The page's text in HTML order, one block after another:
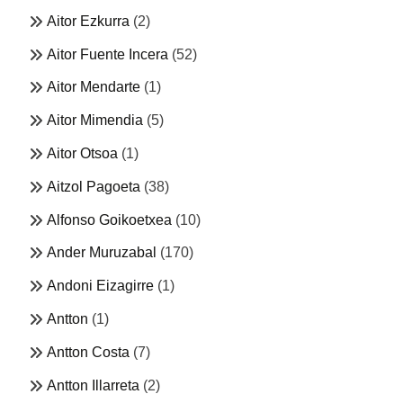
Aitor Ezkurra (2)
Aitor Fuente Incera (52)
Aitor Mendarte (1)
Aitor Mimendia (5)
Aitor Otsoa (1)
Aitzol Pagoeta (38)
Alfonso Goikoetxea (10)
Ander Muruzabal (170)
Andoni Eizagirre (1)
Antton (1)
Antton Costa (7)
Antton Illarreta (2)